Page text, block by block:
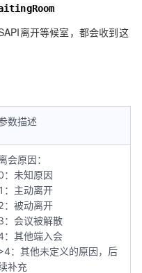
离开等候室，都会收到这
数描述
会原因：
：未知原因
1：主动离开
：被动离开
：会议被解散
：其他端入会
：其他未定义的原因，后
补充